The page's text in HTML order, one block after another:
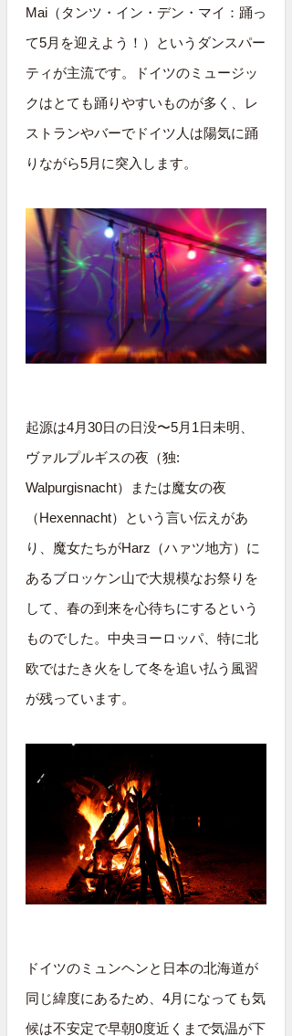
Mai（タンツ・イン・デン・マイ：踊っ
て5月を迎えよう！）というダンスパー
ティが主流です。ドイツのミュージッ
クはとても踊りやすいものが多く、レ
ストランやバーでドイツ人は陽気に踊
りながら5月に突入します。
起源は4月30日の日没〜5月1日未明、
ヴァルプルギスの夜（独:
Walpurgisnacht）または魔女の夜
（Hexennacht）という言い伝えがあ
り、魔女たちがHarz（ハァツ地方）に
あるブロッケン山で大規模なお祭りを
して、春の到来を心待ちにするという
ものでした。中央ヨーロッパ、特に北
欧ではたき火をして冬を追い払う風習
が残っています。
ドイツのミュンヘンと日本の北海道が
同じ緯度にあるため、4月になっても気
候は不安定で早朝0度近くまで気温が下